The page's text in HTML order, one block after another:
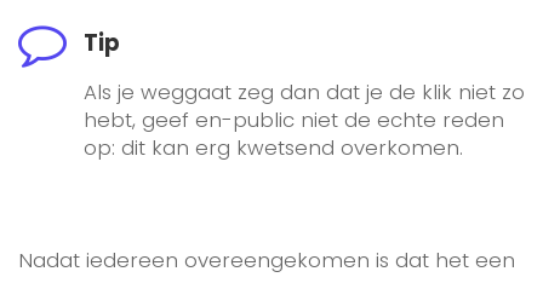
Tip
Als je weggaat zeg dan dat je de klik niet zo
hebt, geef en-public niet de echte reden
op: dit kan erg kwetsend overkomen.
Nadat iedereen overeengekomen is dat het een